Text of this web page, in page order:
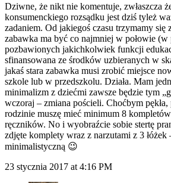
Dziwne, że nikt nie komentuje, zwłaszcza
konsumenckiego rozsądku jest dziś tyleż
zadaniem. Od jakiegoś czasu trzymamy się
zabawka ma być co najmniej w połowie
pozbawionych jakichkolwiek funkcji
sfinansowana ze środków uzbieranych w
jakaś stara zabawka musi zrobić miejsce
szkole lub w przedszkolu. Działa. Mam
minimalizm z dziećmi zawsze będzie tym
wczoraj – zmiana pościeli. Choćbym
rodzinie muszę mieć minimum 8
ręczników. No i wyobraźcie sobie stertę
zdjęte komplety wraz z narzutami z 3 łóżek
minimalistyczną 😉
23 stycznia 2017 at 4:16 PM